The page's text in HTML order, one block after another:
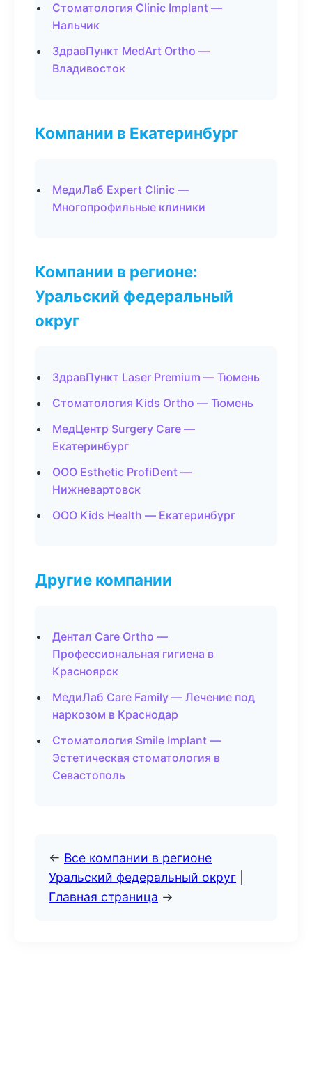
Стоматология Clinic Implant —
Нальчик
ЗдравПункт MedArt Ortho —
Владивосток
Компании в Екатеринбург
МедиЛаб Expert Clinic —
Многопрофильные клиники
Компании в регионе:
Уральский федеральный
округ
ЗдравПункт Laser Premium — Тюмень
Стоматология Kids Ortho — Тюмень
МедЦентр Surgery Care —
Екатеринбург
ООО Esthetic ProfiDent —
Нижневартовск
ООО Kids Health — Екатеринбург
Другие компании
Дентал Care Ortho —
Профессиональная гигиена в
Красноярск
МедиЛаб Care Family — Лечение под
наркозом в Краснодар
Стоматология Smile Implant —
Эстетическая стоматология в
Севастополь
← Все компании в регионе
Уральский федеральный округ
Главная страница →